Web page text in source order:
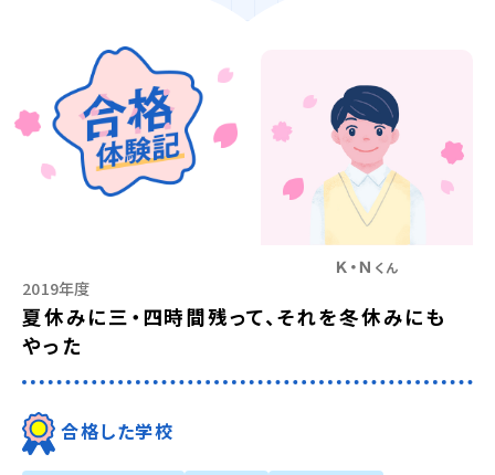
Ｋ・Ｎ くん
2019年度
夏休みに三・四時間残って、それを冬休みにも
やった
合格した学校